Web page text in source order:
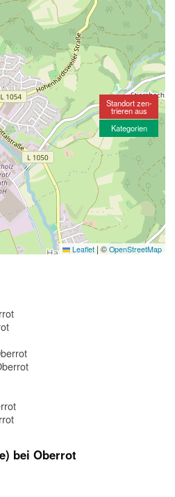
Leaflet | © OpenStreetMap
Standort zen-
trieren aus
Kategorien
bei Oberrot